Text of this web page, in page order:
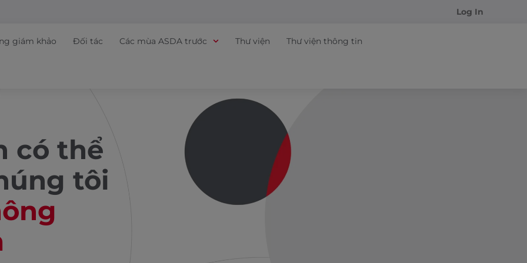
Log In
giám khảo Đối tác Các mùa ASDA trước Thư viện Thư viện thông tin
có thể
tôi